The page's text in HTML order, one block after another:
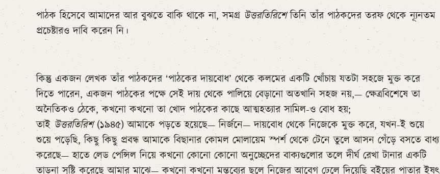
পাঠক হিসেবে আমাদের আর বুঝতে বাকি থাকে না, সমগ্র উত্তরতিরিশেতিনি তাঁর পাঠকদের তরফ থেকে ন্যূনতম
প্রচেষ্টারও দাবি করেন নি।
কিন্তু একজন লেখক তাঁর পাঠকদের ‘পাঠকের দায়বোধ’ থেকে কলমের একটি খোঁচায় যতটা সহজে মুক্ত করে
দিতে পারেন, একজন পাঠকের পক্ষে সেই দায় থেকে পালিয়ে বেড়ানো অতখানি সহজ নয়,— ক্ষেত্রবিশেষে তা
অনৈতিকও ঠেকে, কখনো কখনো তা খোদ পাঠকের কাছে আত্মহত্যার সামিল-ও বোধ হয়;
তাই উত্তরতিরিশ(১৯৪৫) আমাকে পড়তে হয়েছে— নির্জনে— দায়বোধ থেকে নিজেকে মুক্ত করে, যখন-ই শুয়ে
শুয়ে পড়েছি, কিছু কিছু প্রবন্ধ আমাকে বিছানার কোমল মোলায়েম স্পর্শ থেকে টেনে তুলে আসন গেঁড়ে বসতে বাধ্য
করেছে— হাতে লেড পেন্সিল নিয়ে কখনো কোনো কোনো অনুচ্ছেদের বাক্যগুলোর তলে দীর্ঘ রেখা টানার একটি
তাড়না সৃষ্টি করেছে আমার মাঝে— কখনো কখনো মন্তব্যের ছলে নিজের আবেগ ঢেলে দিয়েছি বইয়ের পাতার ইষৎ